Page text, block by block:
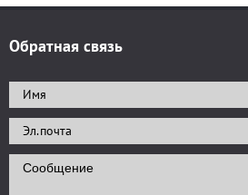
Обратная связь